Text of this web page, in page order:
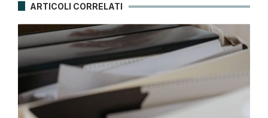
ARTICOLI CORRELATI